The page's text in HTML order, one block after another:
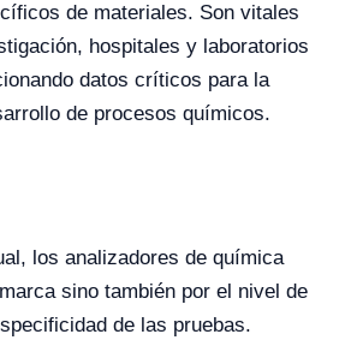
de materiales. Son vitales
hospitales y laboratorios
datos críticos para la
de procesos químicos.
los analizadores de química
sino también por el nivel de
de las pruebas.